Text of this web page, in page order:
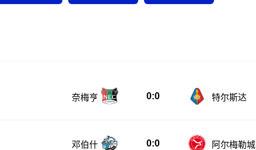
奈梅亨 0:0 特尔斯达
邓伯什 0:0 阿尔梅勒城